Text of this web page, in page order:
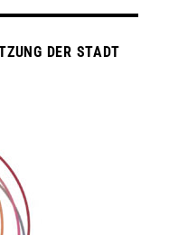
DER STADT